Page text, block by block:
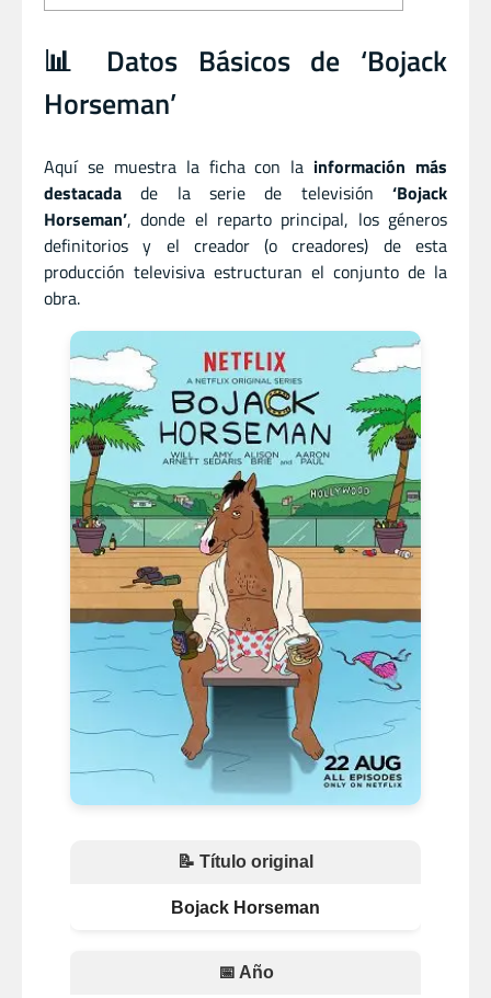
📊 Datos Básicos de ‘Bojack
Horseman’
Aquí se muestra la ficha con la información más
destacada de la serie de televisión ‘Bojack
Horseman’, donde el reparto principal, los géneros
definitorios y el creador (o creadores) de esta
producción televisiva estructuran el conjunto de la
obra.
📝 Título original
Bojack Horseman
📅 Año